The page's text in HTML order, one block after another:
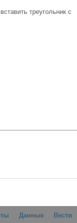
треугольник с
Данные Вести